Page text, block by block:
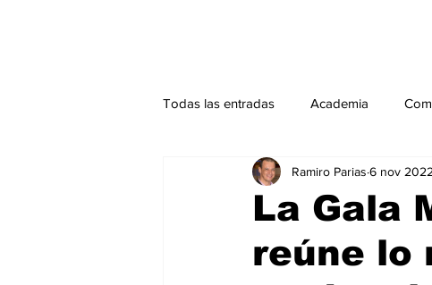
Todas las entradas Academia
Marketing Marketing Digital
Social Media Marketing Turismo
La Gala
reúne lo
Ramiro Parias 6 nov 2022